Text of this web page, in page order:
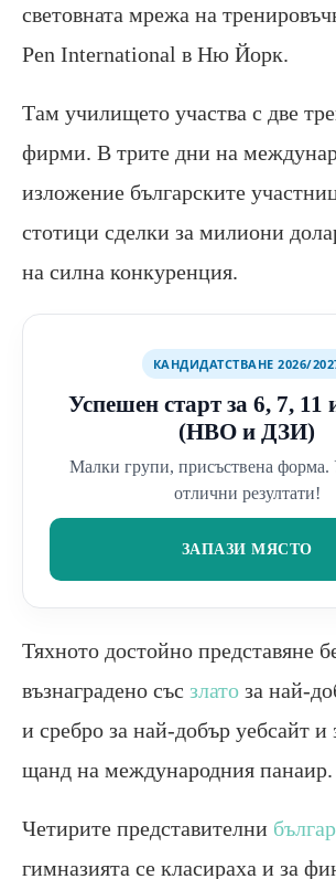
световната мрежа на
Pen International в Ню Йорк.
Там училището участва с две
фирми. В трите дни на
изложение българските
стотици сделки за милиони
на силна конкуренция.
КАНДИДАТСТВАНЕ 2026/
Успешен старт за 6, 7, 11
(НВО и ДЗИ)
Малки групи, присъствена форма.
отлични резултати!
ЗАПАЗИ МЯСТО
Тяхното достойно представяне
възнаградено със злато за най-
и сребро за най-добър уебсайт и
щанд на международния панаир.
Четирите представителни
гимназията се класираха и за